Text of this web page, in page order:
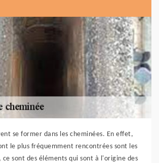
se former dans les cheminées. En effet,
le plus fréquemment rencontrées sont les
sont des éléments qui sont à l'origine des